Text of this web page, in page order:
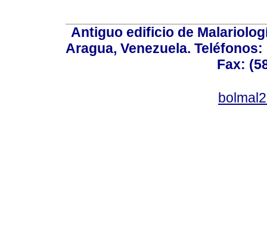
Antiguo edificio de
Aragua, Venezuela. Teléfonos:
Fax: